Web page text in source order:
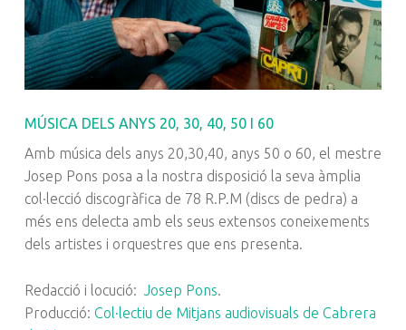
MÚSICA DELS ANYS 20, 30, 40, 50 I 60
Amb música dels anys 20,30,40, anys 50 o 60, el mestre
Josep Pons posa a la nostra disposició la seva àmplia
col·lecció discogràfica de 78 R.P.M (discs de pedra) a
més ens delecta amb els seus extensos coneixements
dels artistes i orquestres que ens presenta.
Redacció i locució: Josep Pons.
Producció: Col·lectiu de Mitjans audiovisuals de Cabrera